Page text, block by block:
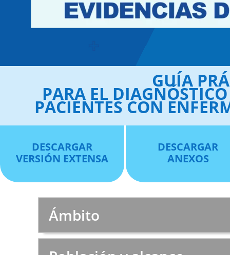
GUÍA
PARA EL
PACIENTES CON
DESCARGAR
VERSIÓN EXTENSA
DESCARGAR
ANEXOS
Ámbito